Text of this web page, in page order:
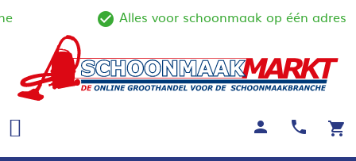
check_circle_outline
Alles voor schoonmaak op één adres
shopping_cart
call
person